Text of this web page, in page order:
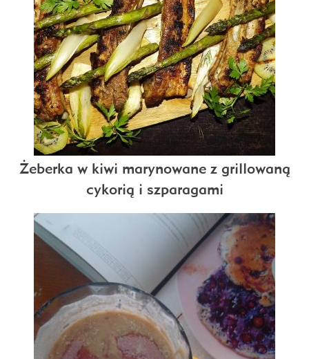
Żeberka w kiwi marynowane z grillowaną
cykorią i szparagami